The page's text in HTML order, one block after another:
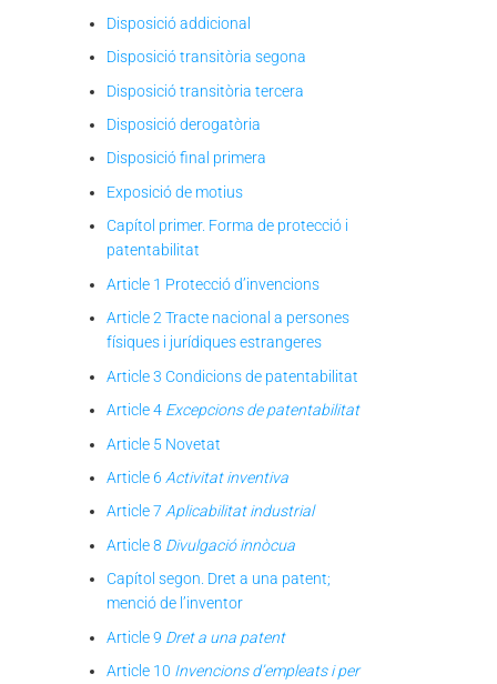
Disposició addicional
Disposició transitòria segona
Disposició transitòria tercera
Disposició derogatòria
Disposició final primera
Exposició de motius
Capítol primer. Forma de protecció i
patentabilitat
Article 1 Protecció d’invencions
Article 2 Tracte nacional a persones
físiques i jurídiques estrangeres
Article 3 Condicions de patentabilitat
Article 4 Excepcions de patentabilitat
Article 5 Novetat
Article 6 Activitat inventiva
Article 7 Aplicabilitat industrial
Article 8 Divulgació innòcua
Capítol segon. Dret a una patent;
menció de l’inventor
Article 9 Dret a una patent
Article 10 Invencions d’empleats i per